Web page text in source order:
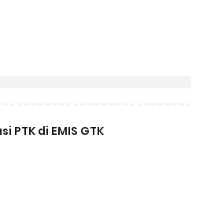
PTK di EMIS GTK